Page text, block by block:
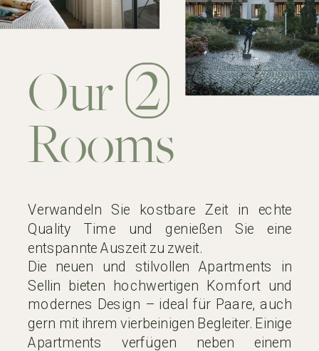
Our
Rooms
Verwandeln Sie kostbare Zeit in echte
Quality Time und genießen Sie eine
entspannte Auszeit zu zweit.
Die neuen und stilvollen Apartments in
Sellin bieten hochwertigen Komfort und
modernes Design – ideal für Paare, auch
gern mit ihrem vierbeinigen Begleiter. Einige
Apartments verfügen neben einem